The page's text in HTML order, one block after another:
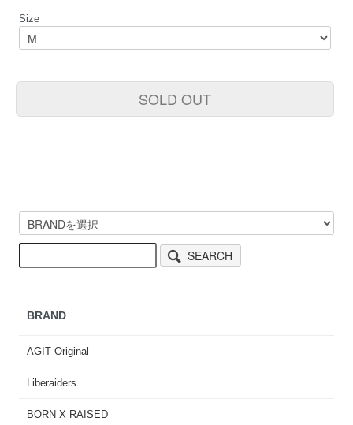
Size
SOLD OUT
SEARCH
BRAND
AGIT Original
Liberaiders
BORN X RAISED